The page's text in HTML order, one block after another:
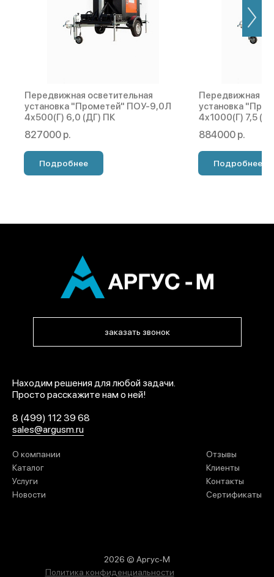
Передвижная осветительная
установка "Прометей" ПОУ-9,0Л
4х500(Г) 6,0 (ДГ) ПК
827000 р.
Подробнее
Передвижная
установка
4х1000(Г) 7,5
884000 р.
Подробнее
заказать звонок
Находим решения для любой задачи.
Просто расскажите нам о ней!
8 (499) 112 39 68
sales@argusm.ru
О компании
Каталог
Услуги
Новости
Отзывы
Клиенты
Контакты
Сертификаты
2026 © Аргус-М
Политика конфиденциальности